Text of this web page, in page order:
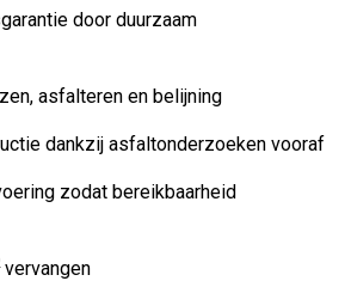
door duurzaam
asfalteren en belijning
dankzij asfaltonderzoeken vooraf
zodat bereikbaarheid
vervangen